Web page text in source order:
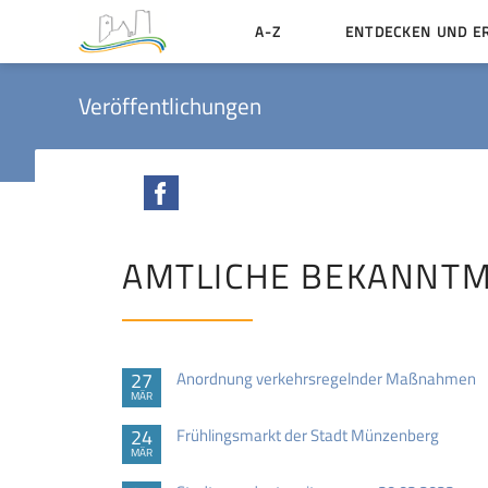
A-Z ENTDECKEN UND
Veröffentlichungen
AMTLICHE
27
MÄR
Anordnung verkehrsregelnder Maßnahmen
24
MÄR
Frühlingsmarkt der Stadt Münzenberg